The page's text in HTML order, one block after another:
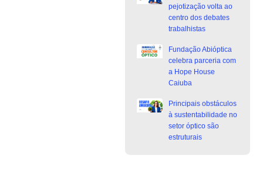
pejotização volta ao
centro dos debates
trabalhistas
Fundação Abióptica
celebra parceria com
a Hope House
Caiuba
Principais obstáculos
à sustentabilidade no
setor óptico são
estruturais